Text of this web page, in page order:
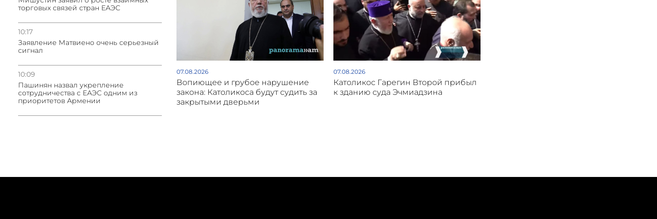
торговых связей стран ЕАЭС
10:17
Заявление Матвиено очень серьезный
сигнал
10:09
Пашинян назвал укрепление
сотрудничества с ЕАЭС одним из
приоритетов Армении
07.08.2026
Вопиющее и грубое нарушение
закона: Католикоса будут судить за
закрытыми дверьми
07.08.2026
Католикос Гарегин Второй прибыл
к зданию суда Эчмиадзина